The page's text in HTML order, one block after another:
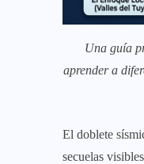
Una guía
aprender a
El doblete
secuelas